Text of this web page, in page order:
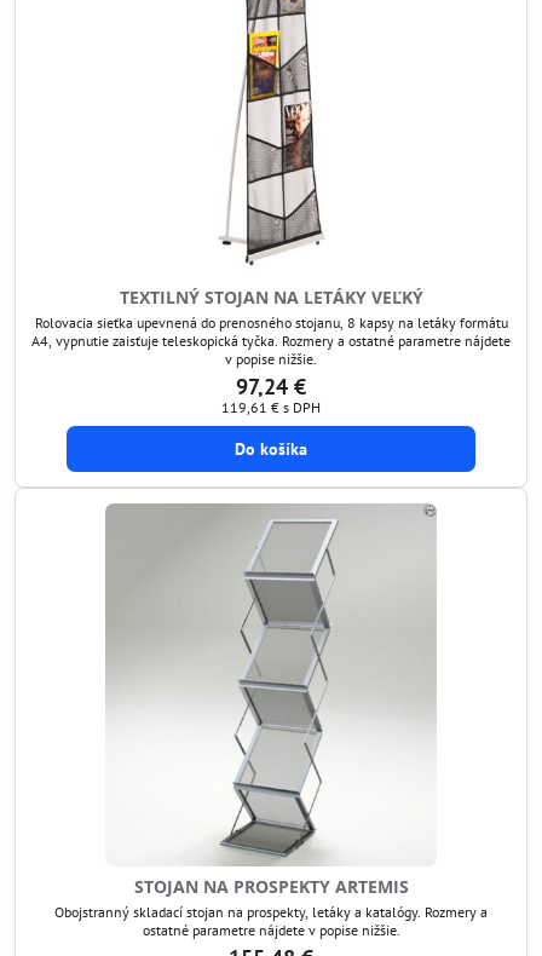
TEXTILNÝ STOJAN NA LETÁKY VEĽKÝ
Rolovacia sieťka upevnená do prenosného stojanu, 8 kapsy na letáky formátu
A4, vypnutie zaisťuje teleskopická tyčka. Rozmery a ostatné parametre nájdete
v popise nižšie.
97,24 €
119,61 € s DPH
Do košíka
STOJAN NA PROSPEKTY ARTEMIS
Obojstranný skladací stojan na prospekty, letáky a katalógy. Rozmery a
ostatné parametre nájdete v popise nižšie.